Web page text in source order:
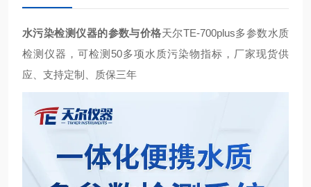
水污染检测仪器的参数与价格天尔TE-700plus多参数水质
检测仪器，可检测50多项水质污染物指标，厂家现货供
应、支持定制、质保三年